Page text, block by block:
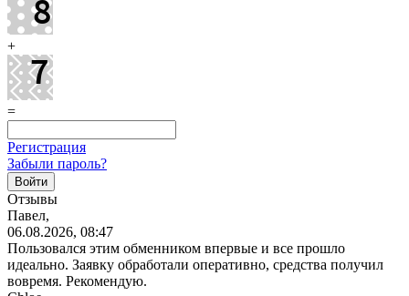
+
=
Регистрация
Забыли пароль?
Отзывы
Павел,
06.08.2026, 08:47
Пользовался этим обменником впервые и все прошло
идеально. Заявку обработали оперативно, средства получил
вовремя. Рекомендую.